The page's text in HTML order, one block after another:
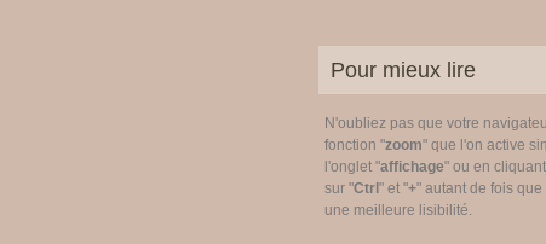
Pour mieux lire
N'oubliez pas que votre
fonction "zoom" que l'on active
l'onglet "affichage" ou en
sur "Ctrl " et "+" autant de fois
une meilleure lisibilité.